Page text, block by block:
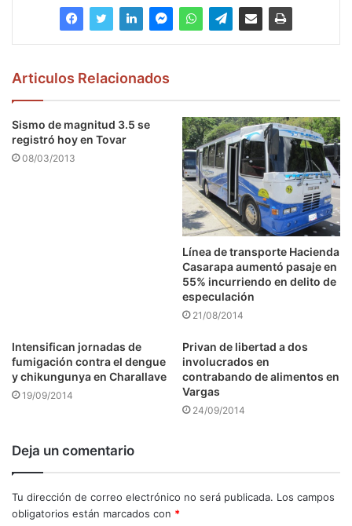
Articulos Relacionados
Sismo de magnitud 3.5 se
registró hoy en Tovar
08/03/2013
Línea de transporte Hacienda
Casarapa aumentó pasaje en
55% incurriendo en delito de
especulación
21/08/2014
Intensifican jornadas de
fumigación contra el dengue
y chikungunya en Charallave
19/09/2014
Privan de libertad a dos
involucrados en
contrabando de alimentos en
Vargas
24/09/2014
Deja un comentario
Tu dirección de correo electrónico no será publicada. Los campos
obligatorios están marcados con *